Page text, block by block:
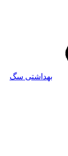
بهداشتی سگ